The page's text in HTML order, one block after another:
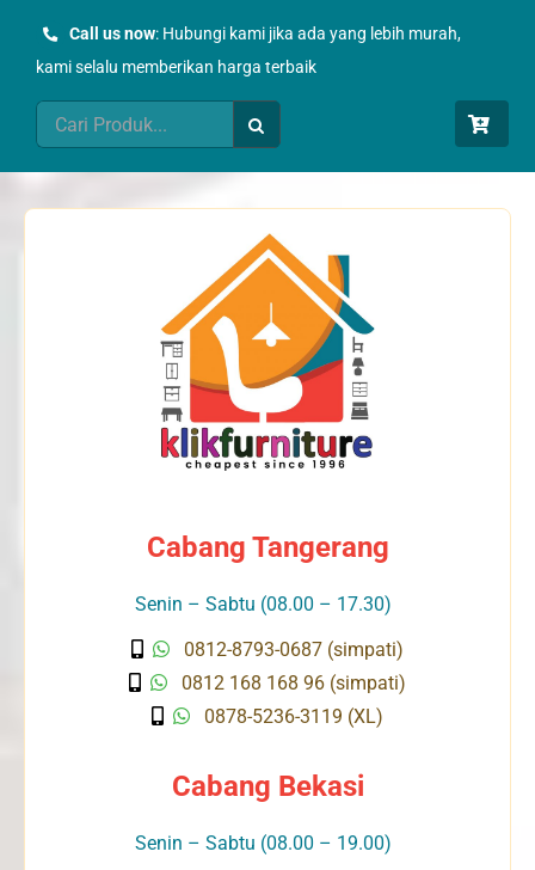
Call us now: Hubungi kami jika ada yang lebih murah,
kami selalu memberikan harga terbaik
Search
for:
Cabang Tangerang
Senin – Sabtu (08.00 – 17.30)
0812-8793-0687 (simpati)
0812 168 168 96 (simpati)
0878-5236-3119 (XL)
Cabang Bekasi
Senin – Sabtu (08.00 – 19.00)